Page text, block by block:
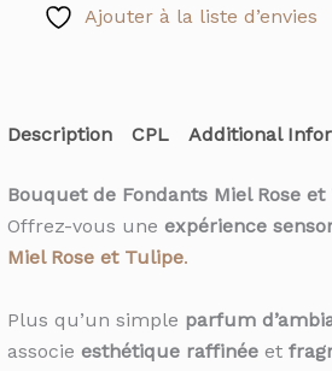
Ajouter à la liste d’envies
Description CPL Additional
Bouquet de Fondants Miel Rose
Offrez-vous une expérience
Miel Rose et Tulipe.
Plus qu’un simple parfum
associe esthétique raffinéeet